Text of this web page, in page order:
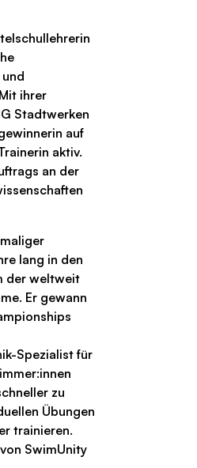
ihrer
Stadtwerken
auf
aktiv.
an der
lang in den
der weltweit
Er gewann
Spezialist für
zu
Übungen
trainieren.
SwimUnity